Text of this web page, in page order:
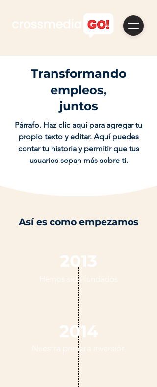
Transformando
empleos,
juntos
Párrafo. Haz clic aquí para agregar tu
propio texto y editar. Aquí puedes
contar tu historia y permitir que tus
usuarios sepan más sobre ti.
Así es como empezamos
2013
Hemos sido fundados
2014
Nuestra primera inversión